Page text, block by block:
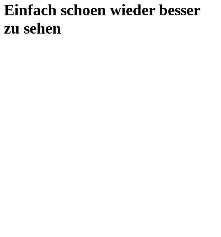
Einfach schoen wieder besser
zu sehen